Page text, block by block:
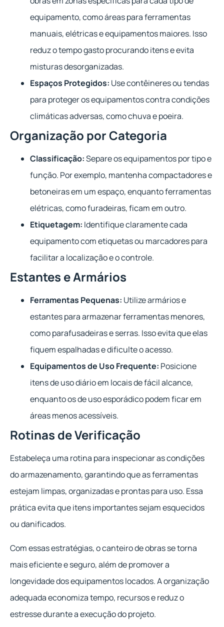
equipamento, como áreas para ferramentas
manuais, elétricas e equipamentos maiores. Isso
reduz o tempo gasto procurando itens e evita
misturas desorganizadas.
Espaços Protegidos: Use contêineres ou tendas
para proteger os equipamentos contra condições
climáticas adversas, como chuva e poeira.
Organização por Categoria
Classificação:Separe os equipamentos por tipo e
função. Por exemplo, mantenha compactadores e
betoneiras em um espaço, enquanto ferramentas
elétricas, como furadeiras, ficam em outro.
Etiquetagem: Identifique claramente cada
equipamento com etiquetas ou marcadores para
facilitar a localização e o controle.
Estantes e Armários
Ferramentas Pequenas: Utilize armários e
estantes para armazenar ferramentas menores,
como parafusadeiras e serras. Isso evita que elas
fiquem espalhadas e dificulte o acesso.
Equipamentos de Uso Frequente: Posicione
itens de uso diário em locais de fácil alcance,
enquanto os de uso esporádico podem ficar em
áreas menos acessíveis.
Rotinas de Verificação
Estabeleça uma rotina para inspecionar as condições
do armazenamento, garantindo que as ferramentas
estejam limpas, organizadas e prontas para uso. Essa
prática evita que itens importantes sejam esquecidos
ou danificados.
Com essas estratégias, o canteiro de obras se torna
mais eficiente e seguro, além de promover a
longevidade dos equipamentos locados. A organização
adequada economiza tempo, recursos e reduz o
estresse durante a execução do projeto.